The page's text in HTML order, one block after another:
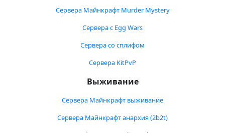
Сервера Майнкрафт Murder Mystery
Сервера с Egg Wars
Сервера со сплифом
Сервера KitPvP
Выживание
Сервера Майнкрафт выживание
Сервера Майнкрафт анархия (2b2t)